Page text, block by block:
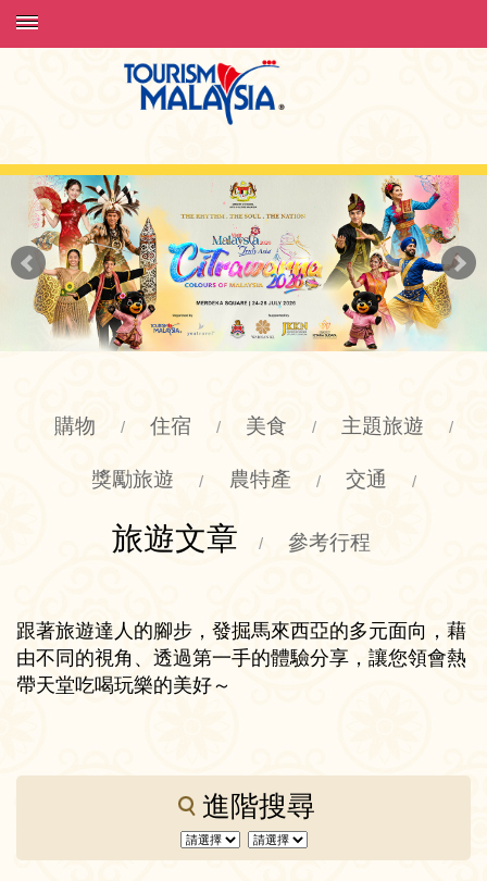
購物 / 住宿 / 美食 / 主題旅遊 /
獎勵旅遊 / 農特產 / 交通 /
旅遊文章 / 參考行程
跟著旅遊達人的腳步，發掘馬來西亞的多元面向，藉
由不同的視角、透過第一手的體驗分享，讓您領會熱
帶天堂吃喝玩樂的美好～
進階搜尋